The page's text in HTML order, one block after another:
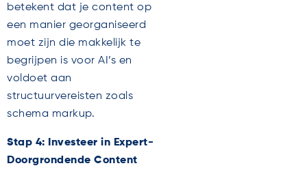
betekent dat je content op
een manier georganiseerd
moet zijn die makkelijk te
begrijpen is voor AI’s en
voldoet aan
structuurvereisten zoals
schema markup.
Stap 4: Investeer in Expert-
Doorgrondende Content